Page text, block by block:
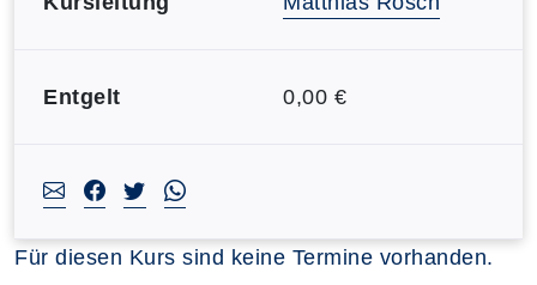
Entgelt 0,00 €
Für diesen Kurs sind keine Termine vorhanden.